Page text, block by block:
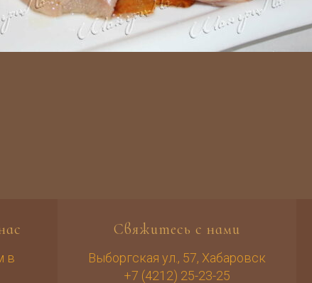
в
Свяжитесь с нами
Выборгская ул., 57, Хабаровск
+7 (4212) 25-23-25